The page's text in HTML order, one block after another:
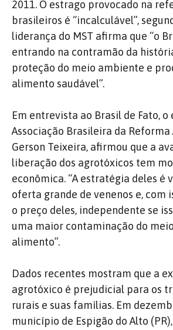
2011. O estrago provocado na
brasileiros é “incalculável”,
liderança do MST afirma que “o
entrando na contramão da
proteção do meio ambiente e
alimento saudável”.
Em entrevista ao Brasil de Fato,
Associação Brasileira da Reforma
Gerson Teixeira, afirmou que a
liberação dos agrotóxicos tem
econômica. “A estratégia deles é
oferta grande de venenos e, com
o preço deles, independente se
uma maior contaminação do
alimento”.
Dados recentes mostram que a
agrotóxico é prejudicial para os
rurais e suas famílias. Em
município de Espigão do Alto